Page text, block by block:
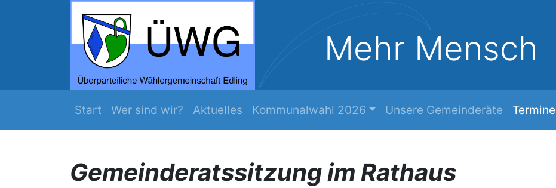
WERDS ... Mehr Mensch
Mehr Edling
Start Wer sind wir? Aktuelles Kommunalwahl 2026 Unsere Gemeinderäte Termine
Gemeinderatssitzung im Rathaus